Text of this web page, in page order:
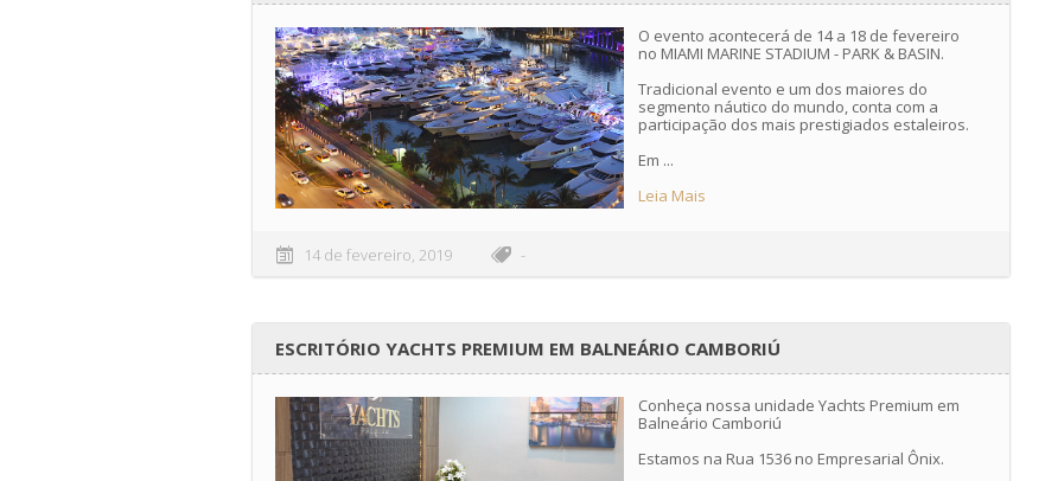
O evento acontecerá de 14 a 18 de fevereiro
no MIAMI MARINE STADIUM - PARK & BASIN.
Tradicional evento e um dos maiores do
segmento náutico do mundo, conta com a
participação dos mais prestigiados estaleiros.
Em ...
Leia Mais
14 de fevereiro, 2019 -
ESCRITÓRIO YACHTS PREMIUM EM BALNEÁRIO CAMBORIÚ
Conheça nossa unidade Yachts Premium em
Balneário Camboriú
Estamos na Rua 1536 no Empresarial Ônix.⠀